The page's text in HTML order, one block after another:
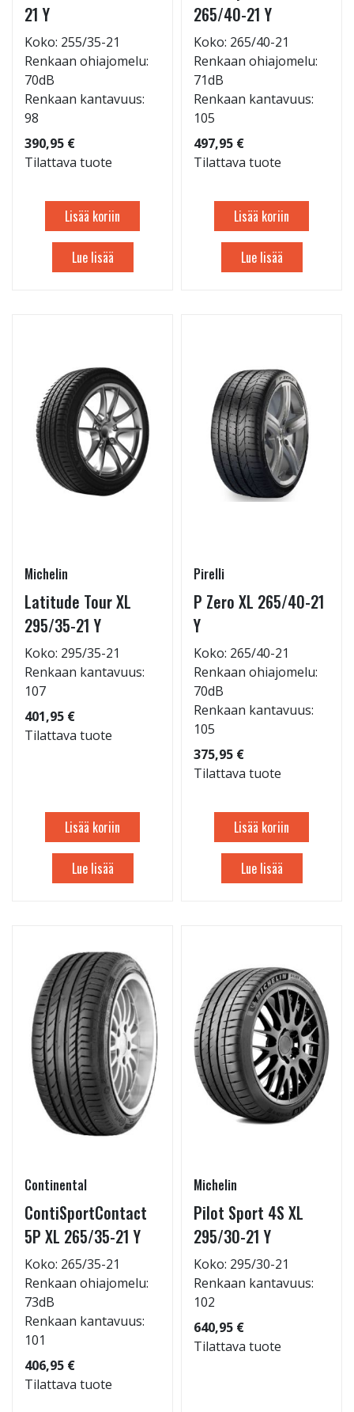
21 Y
Koko: 255/35-21
Renkaan ohiajomelu:
70dB
Renkaan kantavuus:
98
390,95 €
Tilattava tuote
Lisää koriin
Lue lisää
265/40-21 Y
Koko: 265/40-21
Renkaan ohiajomelu:
71dB
Renkaan kantavuus:
105
497,95 €
Tilattava tuote
Lisää koriin
Lue lisää
Michelin
Latitude Tour XL
295/35-21 Y
Koko: 295/35-21
Renkaan kantavuus:
107
401,95 €
Tilattava tuote
Lisää koriin
Lue lisää
Pirelli
P Zero XL 265/40-21
Y
Koko: 265/40-21
Renkaan ohiajomelu:
70dB
Renkaan kantavuus:
105
375,95 €
Tilattava tuote
Lisää koriin
Lue lisää
Continental
ContiSportContact
5P XL 265/35-21 Y
Koko: 265/35-21
Renkaan ohiajomelu:
73dB
Renkaan kantavuus:
101
406,95 €
Tilattava tuote
Michelin
Pilot Sport 4S XL
295/30-21 Y
Koko: 295/30-21
Renkaan kantavuus:
102
640,95 €
Tilattava tuote